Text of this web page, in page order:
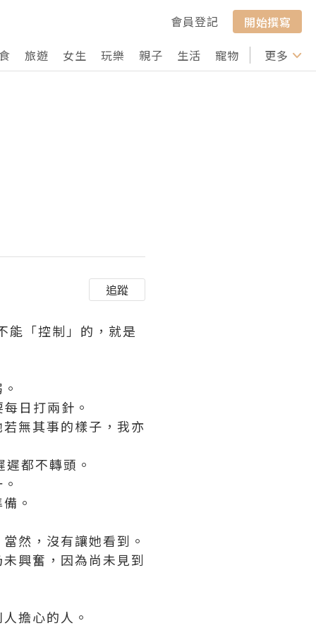
會員登記
開始撰寫
旅遊 女生 玩樂 親子 生活 寵物 行山 打卡
更多
追蹤
能「控制」的，就是
日打兩針。
無其事的樣子，我亦
都不轉頭。
。
然，沒有讓她看到。
興奮，因為尚未見到
擔心的人。